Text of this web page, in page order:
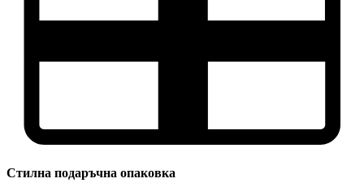
Стилна подаръчна опаковка